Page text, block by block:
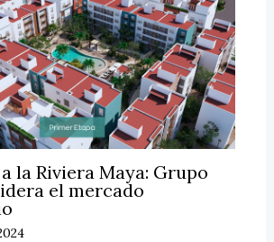
la Riviera Maya: Grupo
el mercado